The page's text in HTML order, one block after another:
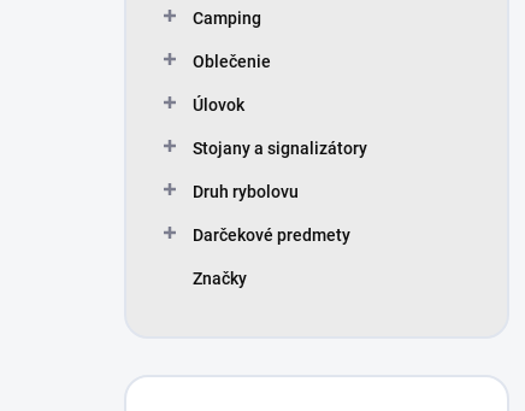
Camping
Oblečenie
Úlovok
Stojany a signalizátory
Druh rybolovu
Darčekové predmety
Značky